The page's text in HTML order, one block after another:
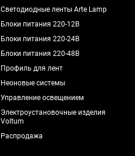
Светодиодные ленты Arte Lamp
Блоки питания 220-12В
Блоки питания 220-24В
Блоки питания 220-48В
Профиль для лент
Неоновые системы
Управление освещением
Электроустановочные изделия
Voltum
Распродажа